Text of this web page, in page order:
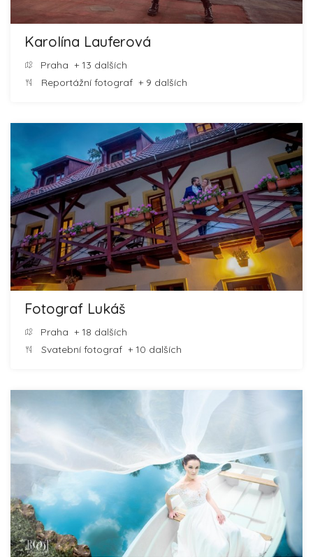
Karolína Lauferová
Praha + 13 dalších
Reportážní fotograf + 9 dalších
Fotograf Lukáš
Praha + 18 dalších
Svatební fotograf + 10 dalších